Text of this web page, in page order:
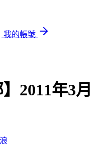
我的帳號
2011年3月